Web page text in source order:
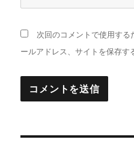
次回のコメントで使用する
ールアドレス、サイトを保存す